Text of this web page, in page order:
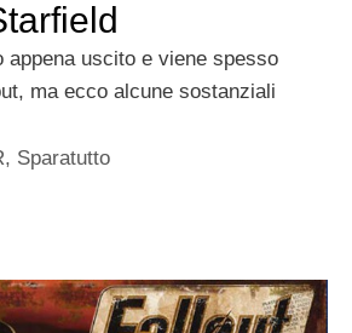
appena uscito e viene spesso
ma ecco alcune sostanziali
, Sparatutto